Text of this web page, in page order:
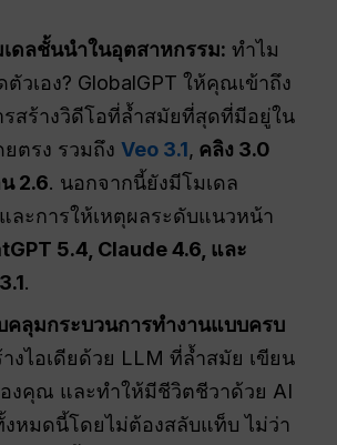
ดลชั้นนำในอุตสาหกรรม: ทำไม
ตัวเอง? GlobalGPT ให้คุณเข้าถึง
รสร้างวิดีโอที่ล้ำสมัยที่สุดที่มีอยู่ใน
ตรง รวมถึงVeo 3.1, คลิง 3.0
2.6. นอกจากนี้ยังมีโมเดล
ละการให้เหตุผลระดับแนวหน้า
5.4, Claude 4.6, และ
.
คลุมกระบวนการทำงานแบบครบ
างไอเดียด้วย LLM ที่ล้ำสมัย เขียน
งคุณ และทำให้มีชีวิตชีวาด้วย AI
หมดนี้โดยไม่ต้องสลับแท็บ ไม่ว่า